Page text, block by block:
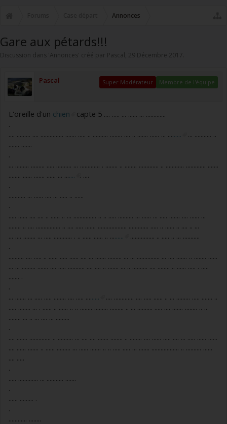
Annonces
Gare aux pétards!!!
Discussion dans 'Annonces ' créé par Pascal, 29 Décembre 2017
Pascal Membre de l'équipe
Super Modérateur
L'oreille d'un chien
capte 5 .... ..... ... ...... ... .............
.
.... ......... .... ............... ....... ..... .. .......... ........ .... .. ....... ...... ... .........
... ........... ..
....... .......
.
... ......... ......... ..... .......... ... ............. . ........ .. ........ ............. .. ............ ............. .......
........ ...... ....... ...... ... ....... . ....
.
........... ... ...... .... ... ..... .. ......
.
..... ...... .... .... .. ...... .. ... ............... .. .. ..... .......... ... ...... ... ..... ....... .... ...... ...
........ .. .... ................ .. .... ..... ....... ................... ............. ..... .. ...... .. .... .. ...
... .... ........ ... ..... ............ . .. ...... ...... .. .........
................ .. ..... .. ... ...........
.
.......... .... ..... .. ...... ..... ...... .... ... ....... ......... ... ... ............... ... .... ....... .. ........ ......
... ... ......... ....... .... ..... ........... .... .... .. ....... ... .. .......... .... ........ .. ...... ..... . .....
....... .
.
... ....... ... ..... ..... ........ .... ..... .........
.... ............. .... ..... ...... .. ... ......... ..... ....... ..
..... ........ ... . ...... .. ...... .. .. ........ ......... ......... .. ... .......... ..... .... ....... ........ .. ..
........ ... .. ... .... ... .........
.
.... ....... .............. .. .......... ... .... .... ....... ........ .. ........ .... ...... ..... .... ... ..... ...... ......
.... ...... ....... .. ...... ......... ... ...... ....... .. .. ..... ..... ... ....... .................. .. .......... ......
.... .....
.
..... ............. ... ........... .......
.
...... ......... .
.
............ ........